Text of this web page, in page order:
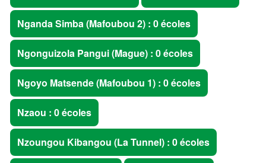
Nganda Simba (Mafoubou 2) : 0 écoles
Ngonguizola Pangui (Mague) : 0 écoles
Ngoyo Matsende (Mafoubou 1) : 0 écoles
Nzaou : 0 écoles
Nzoungou Kibangou (La Tunnel) : 0 écoles